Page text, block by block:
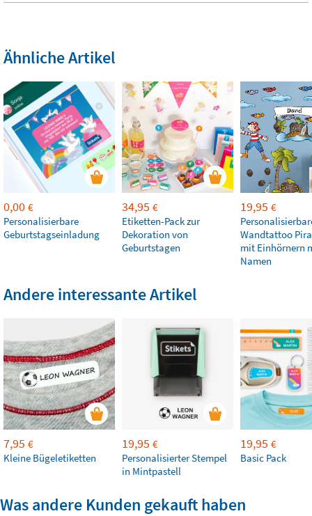
Ähnliche Artikel
0,00 €
Personalisierbare
Geburtstagseinladung
34,95 €
Etiketten-Pack zur
Dekoration von
Geburtstagen
19,95 €
Wandtattoo
mit Einhörnern
Namen
Andere interessante Artikel
7,95 €
Kleine Bügeletiketten
19,95 €
Personalisierter Stempel
in Mintpastell
19,95 €
Basic Pack
Was andere Kunden gekauft haben